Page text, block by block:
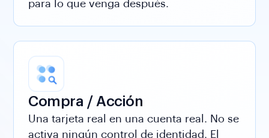
para lo que venga después.
Compra / Acción
Una tarjeta real en una cuenta real. No se
activa ningún control de identidad. El